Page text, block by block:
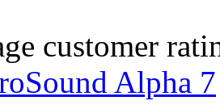
customer
Alpha 7